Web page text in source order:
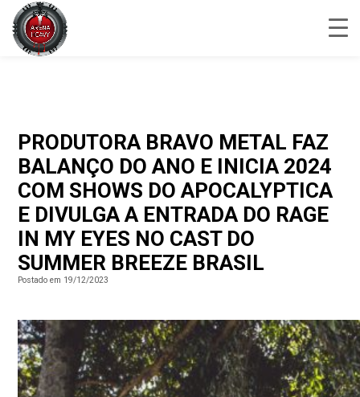
PRODUTORA BRAVO METAL FAZ
BALANÇO DO ANO E INICIA 2024
COM SHOWS DO APOCALYPTICA
E DIVULGA A ENTRADA DO RAGE
IN MY EYES NO CAST DO
SUMMER BREEZE BRASIL
Postado em 19/12/2023